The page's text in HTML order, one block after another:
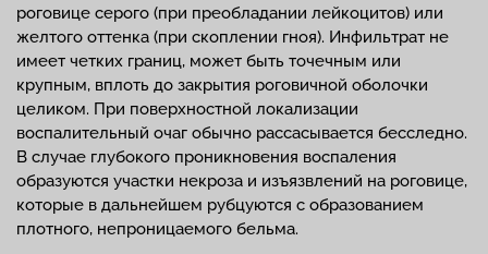
роговице серого (при преобладании лейкоцитов) или
желтого оттенка (при скоплении гноя). Инфильтрат не
имеет четких границ, может быть точечным или
крупным, вплоть до закрытия роговичной оболочки
целиком. При поверхностной локализации
воспалительный очаг обычно рассасывается бесследно.
В случае глубокого проникновения воспаления
образуются участки некроза и изъязвлений на роговице,
которые в дальнейшем рубцуются с образованием
плотного, непроницаемого бельма.